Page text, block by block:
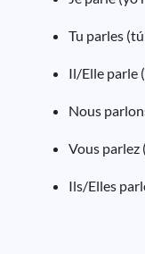
Tu parles
Il/Elle parle
Nous
Vous parlez
Ils/Elles